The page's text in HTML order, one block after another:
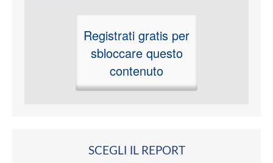
Registrati gratis per
sbloccare questo
contenuto
SCEGLI IL REPORT